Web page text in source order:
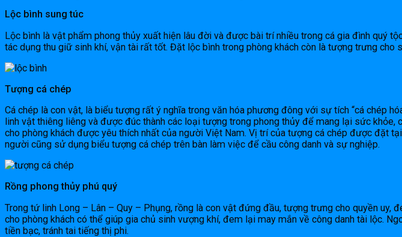
Lộc bình sung túc
Lộc bình là vật phẩm phong thủy xuất hiện lâu đời và được bài trí nhiều trong cá gia đình quý
tác dụng thu giữ sinh khí, vận tài rất tốt. Đặt lộc bình trong phòng khách còn là tượng trưng cho
Tượng cá chép
Cá chép là con vật, là biểu tượng rất ý nghĩa trong văn hóa phương đông với sự tích “cá chép
linh vật thiêng liêng và được đúc thành các loại tượng trong phong thủy để mang lại sức
cho phòng khách được yêu thích nhất của người Việt Nam. Vị trí của tượng cá chép được đặt
người cũng sử dụng biểu tượng cá chép trên bàn làm việc để cầu công danh và sự nghiệp.
Rồng phong thủy phú quý
Trong tứ linh Long – Lân – Quy – Phụng, rồng là con vật đứng đầu, tượng trưng cho quyền
cho phòng khách có thể giúp gia chủ sinh vượng khí, đem lại may mắn về công danh tài lộc.
tiền bạc, tránh tai tiếng thị phi.